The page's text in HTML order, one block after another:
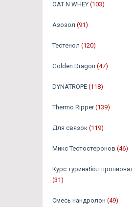
OAT N WHEY (103)
Азозол (91)
Тестенол (120)
Golden Dragon (47)
DYNATROPE (118)
Thermo Ripper (139)
Для связок (119)
Микс Тестостеронов (46)
Курс туринабол пропионат
(31)
Смесь нандролон (49)